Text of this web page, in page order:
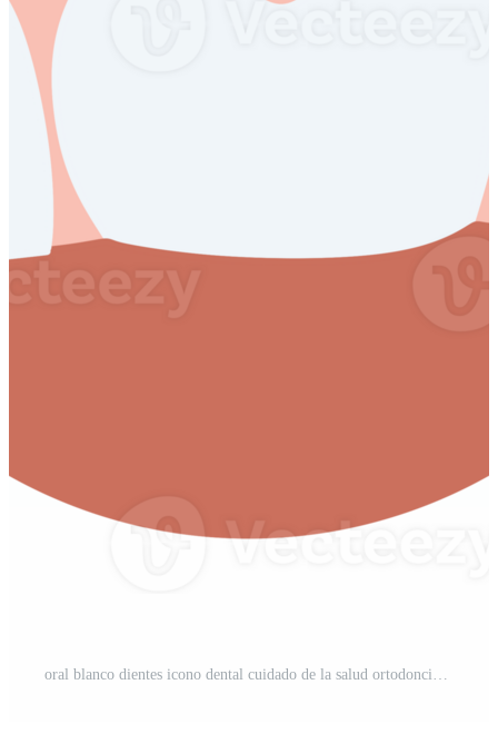
oral blanco dientes icono dental cuidado de la salud ortodoncia sonrisa dental higiene PNG Pro